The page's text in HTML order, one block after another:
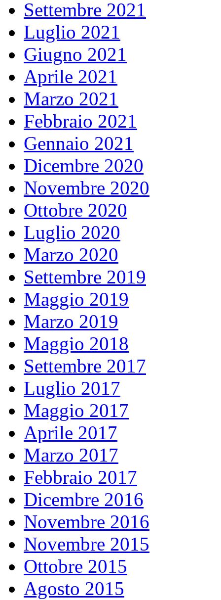
Settembre 2021
Luglio 2021
Giugno 2021
Aprile 2021
Marzo 2021
Febbraio 2021
Gennaio 2021
Dicembre 2020
Novembre 2020
Ottobre 2020
Luglio 2020
Marzo 2020
Settembre 2019
Maggio 2019
Marzo 2019
Maggio 2018
Settembre 2017
Luglio 2017
Maggio 2017
Aprile 2017
Marzo 2017
Febbraio 2017
Dicembre 2016
Novembre 2016
Novembre 2015
Ottobre 2015
Agosto 2015